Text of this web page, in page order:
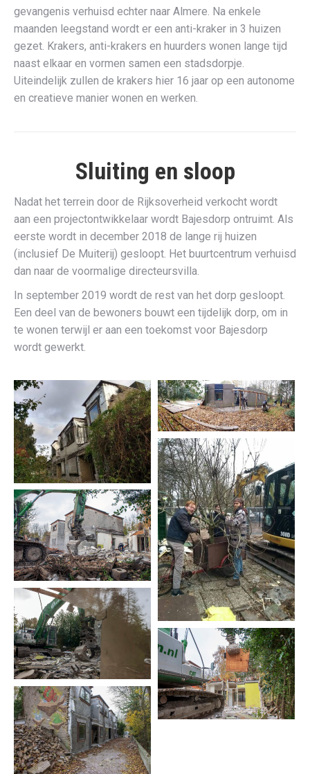
gevangenis verhuisd echter naar Almere. Na enkele
maanden leegstand wordt er een anti-kraker in 3 huizen
gezet. Krakers, anti-krakers en huurders wonen lange tijd
naast elkaar en vormen samen een stadsdorpje.
Uiteindelijk zullen de krakers hier 16 jaar op een autonome
en creatieve manier wonen en werken.
Sluiting en sloop
Nadat het terrein door de Rijksoverheid verkocht wordt
aan een projectontwikkelaar wordt Bajesdorp ontruimt. Als
eerste wordt in december 2018 de lange rij huizen
(inclusief De Muiterij) gesloopt. Het buurtcentrum verhuisd
dan naar de voormalige directeursvilla.
In september 2019 wordt de rest van het dorp gesloopt.
Een deel van de bewoners bouwt een tijdelijk dorp, om in
te wonen terwijl er aan een toekomst voor Bajesdorp
wordt gewerkt.